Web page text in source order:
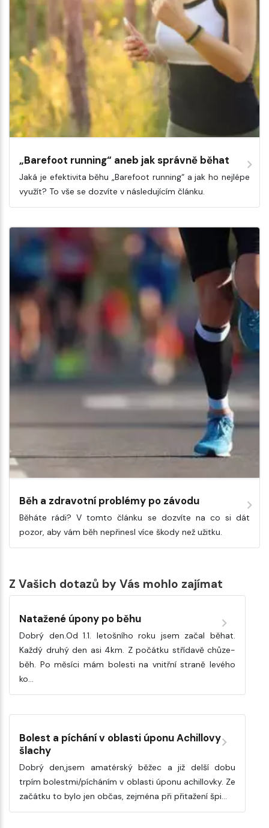
„Barefoot running“ aneb jak správně běhat
Jaká je efektivita běhu „Barefoot running“ a jak ho nejlépe
využít? To vše se dozvíte v následujícím článku.
Běh a zdravotní problémy po závodu
Běháte rádi? V tomto článku se dozvíte na co si dát
pozor, aby vám běh nepřinesl více škody než užitku.
Z Vašich dotazů by Vás mohlo zajímat
Natažené úpony po běhu
Dobrý den.Od 1.1. letošního roku jsem začal běhat.
Každý druhý den asi 4km. Z počátku střídavě chůze-
běh. Po měsíci mám bolesti na vnitřní straně levého
ko…
Bolest a píchání v oblasti úponu Achillovy
šlachy
Dobrý den,jsem amatérský běžec a již delší dobu
trpím bolestmi/pícháním v oblasti úponu achillovky. Ze
začátku to bylo jen občas, zejména při přitažení špi…